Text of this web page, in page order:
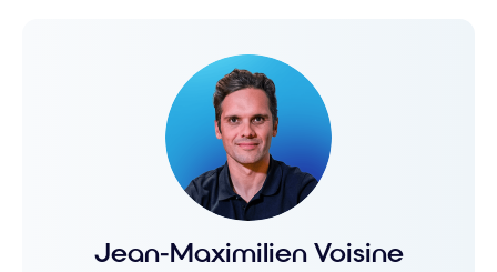
Jean-Maximilien Voisine